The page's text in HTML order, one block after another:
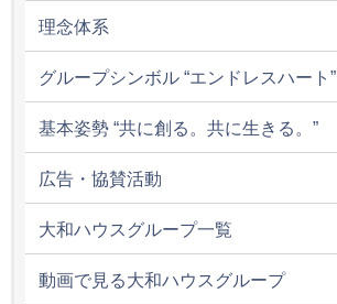
理念体系
グループシンボル “エンドレスハート”
基本姿勢 “共に創る。共に生きる。”
広告・協賛活動
大和ハウスグループ一覧
動画で見る大和ハウスグループ